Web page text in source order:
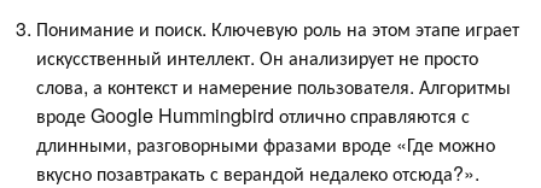
Понимание и поиск. Ключевую роль на этом этапе играет
искусственный интеллект. Он анализирует не просто
слова, а контекст и намерение пользователя. Алгоритмы
вроде Google Hummingbird отлично справляются с
длинными, разговорными фразами вроде «Где можно
вкусно позавтракать с верандой недалеко отсюда?».